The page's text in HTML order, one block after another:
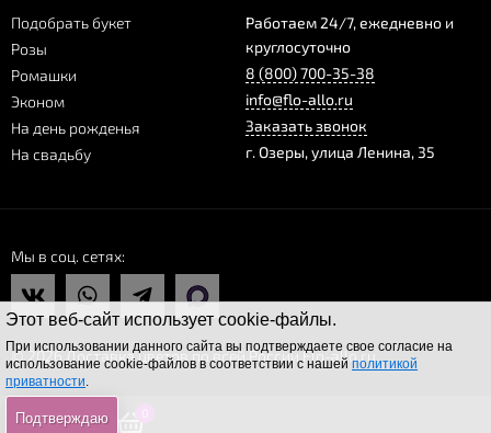
Этот веб-сайт использует cookie-файлы.
При использовании данного сайта вы подтверждаете свое согласие на
использование cookie-файлов в соответствии с нашей политикой
приватности.
Подтверждаю
Подобрать букет
Розы
Ромашки
Эконом
На день рожденья
На свадьбу
Работаем 24/7, ежедневно и
круглосуточно
8 (800) 700-35-38
info@flo-allo.ru
Заказать звонок
г.Озеры,улица Ленина, 35
Мы в соц. сетях
© 2026 Доставка цветов по всей России Flo-allo.ru
0 0